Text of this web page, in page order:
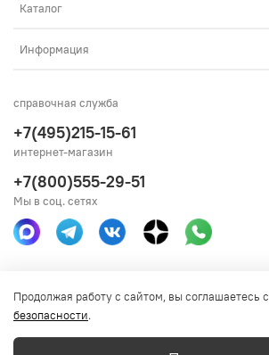
Каталог
Информация
Получить консультацию
справочная служба
+7(495)215-15-61
интернет-магазин
+7(800)555-29-51
Мы в соц. сетях
Продолжая работу с сайтом, вы соглашаетесь с
безопасности.